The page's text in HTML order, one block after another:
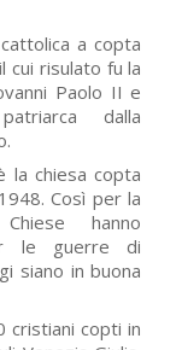
a copta
cui risulato fu la
Paolo II e
dalla
la chiesa copta
Così per la
hanno
le guerre di
siano in buona
cristiani copti in